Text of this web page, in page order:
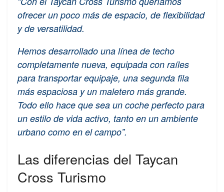
ofrecer un poco más de espacio, de flexibilidad
y de versatilidad.
Hemos desarrollado una línea de techo
completamente nueva, equipada con raíles
para transportar equipaje, una segunda fila
más espaciosa y un maletero más grande.
Todo ello hace que sea un coche perfecto para
un estilo de vida activo, tanto en un ambiente
urbano como en el campo”.
Las diferencias del Taycan
Cross Turismo